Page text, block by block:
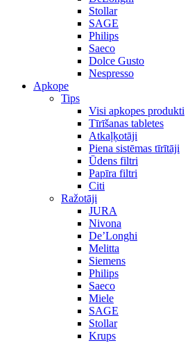
Stollar
SAGE
Philips
Saeco
Dolce Gusto
Nespresso
Apkope
Tips
Visi apkopes produkti
Tīrīšanas tabletes
Atkaļķotāji
Piena sistēmas tīrītāji
Ūdens filtri
Papīra filtri
Citi
Ražotāji
JURA
Nivona
De’Longhi
Melitta
Siemens
Philips
Saeco
Miele
SAGE
Stollar
Krups